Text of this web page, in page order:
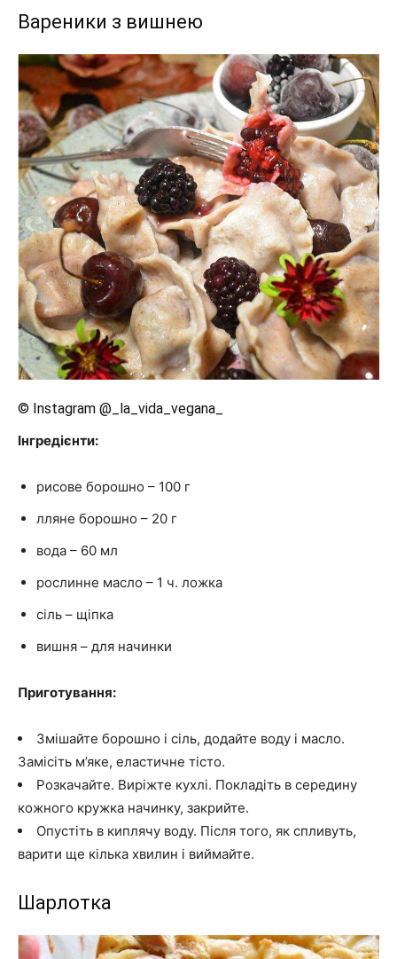
Вареники з вишнею
© Instagram @_la_vida_vegana_
Інгредієнти:
рисове борошно – 100 г
лляне борошно – 20 г
вода – 60 мл
рослинне масло – 1 ч. ложка
сіль – щіпка
вишня – для начинки
Приготування:
Змішайте борошно і сіль, додайте воду і масло.
Замісіть м’яке, еластичне тісто.
Розкачайте. Виріжте кухлі. Покладіть в середину
кожного кружка начинку, закрийте.
Опустіть в киплячу воду. Після того, як спливуть,
варити ще кілька хвилин і виймайте.
Шарлотка